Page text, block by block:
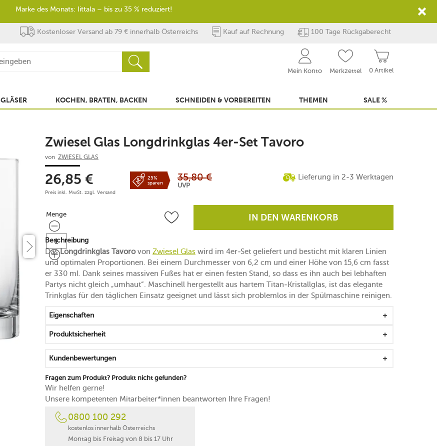
Kostenloser Versand ab 79 € innerhalb Österreichs Kauf auf Rechnung 100 Tage Rückgaberecht
0 Artikel
Mein Konto Merkzettel
GLÄSER KOCHEN, BRATEN, BACKEN SCHNEIDEN & VORBEREITEN THEMEN SALE %
Zwiesel Glas Longdrinkglas 4er-Set Tavoro
von ZWIESEL GLAS
26,85 €
Preis inkl. MwSt. zzgl. Versand
25%
sparen
35,80 €
UVP
Lieferung in 2-3 Werktagen
Menge
Menge IN DEN WARENKORB
Beschreibung
DasLongdrinkglas Tavorovon Zwiesel Glas wird im 4er-Set geliefert und besticht mit klaren Linien
und optimalen Proportionen. Bei einem Durchmesser von 6,2 cm und einer Höhe von 15,6 cm fasst
er 330 ml. Dank seines massiven Fußes hat er einen festen Stand, so dass es ihn auch bei lebhaften
Partys nicht gleich „umhaut“. Maschinell hergestellt aus hartem Titan-Kristallglas, ist das elegante
Trinkglas für den täglichen Einsatz geeignet und lässt sich problemlos in der Spülmaschine reinigen.
Eigenschaften
Produktsicherheit
Kundenbewertungen
Fragen zum Produkt? Produkt nicht gefunden?
Wir helfen gerne!
Unsere kompetenten Mitarbeiter*innen beantworten Ihre Fragen!
0800 100 292
kostenlos innerhalb Österreichs
Montag bis Freitag von 8 bis 17 Uhr
Marke des Monats: Iittala – bis zu 35 % reduziert!